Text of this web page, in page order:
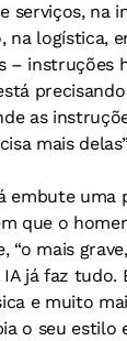
serviços, na
na logística,
– instruções
as
mais
embute uma
que o
“o mais
já faz tudo.
e muito
o seu estilo